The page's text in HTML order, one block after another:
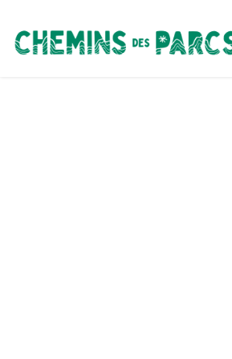
Chemins des Parcs